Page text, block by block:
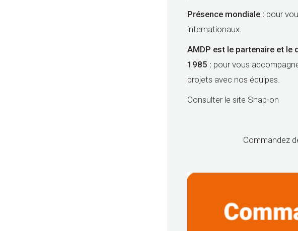
Présence mondiale : pour
internationaux.
AMDP est le partenaire et le
1985 : pour vous
projets avec nos équipes.
Consulter le site Snap-on
Commandez